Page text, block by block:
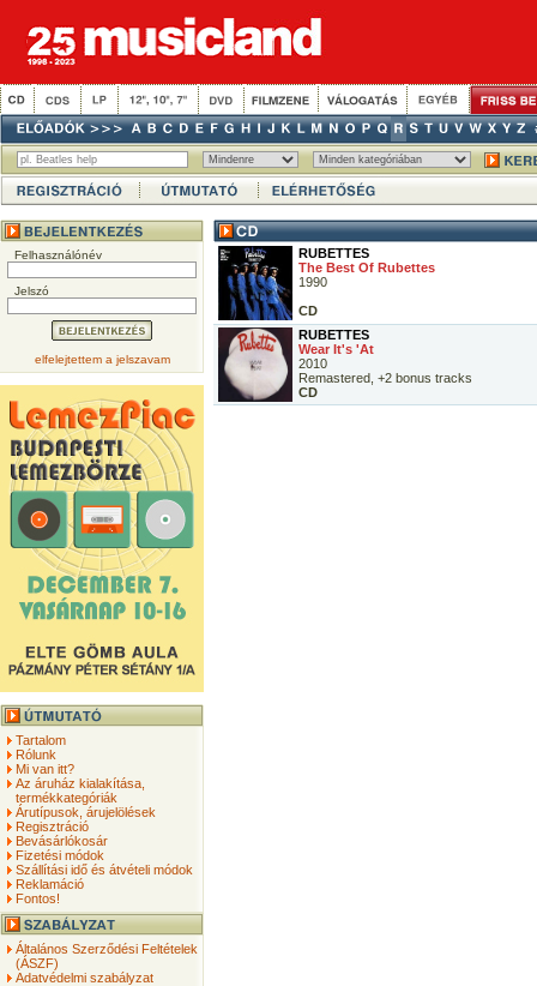
Felhasználónév
Jelszó
elfelejtettem a jelszavam
Tartalom
Rólunk
Mi van itt?
Az áruház kialakítása,
termékkategóriák
Árutípusok, árujelölések
Regisztráció
Bevásárlókosár
Fizetési módok
Szállítási idő és átvételi módok
Reklamáció
Fontos!
Általános Szerződési Feltételek
(ÁSZF)
Adatvédelmi szabályzat
RUBETTES
The Best Of Rubettes
1990
CD
RUBETTES
Wear It's 'At
2010
Remastered, +2 bonus tracks
CD